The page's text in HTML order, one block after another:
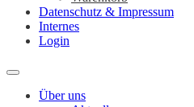
Datenschutz & Impressum
Internes
Login
Über uns